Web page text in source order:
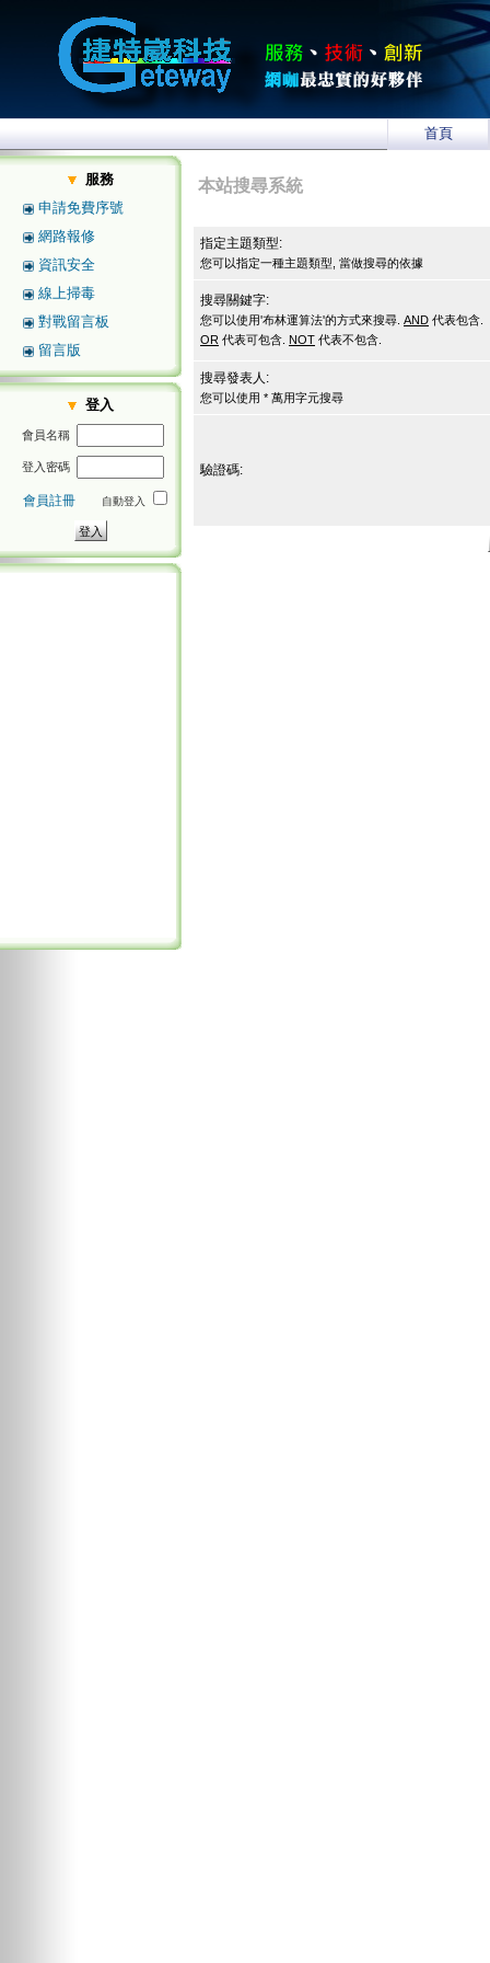
首頁
服務
申請免費序號
網路報修
資訊安全
線上掃毒
對戰留言板
留言版
登入
會員名稱
登入密碼
會員註冊 自動登入
本站搜尋系統
指定主題類型:
您可以指定一種主題類型, 當做搜尋的依據
搜尋關鍵字:
您可以使用'布林運算法'的方式來搜尋. AND 代表包含.
OR 代表可包含. NOT 代表不包含.
搜尋發表人:
您可以使用 * 萬用字元搜尋
驗證碼: